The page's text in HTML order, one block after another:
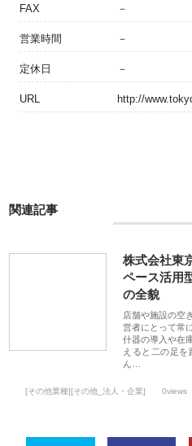
FAX －
営業時間 －
定休日 －
URL http://
関連記事
株式会社東
ペース活用
の全貌
店舗や施設の空
営者にとって常
什器の導入や在
えると二の足
ん…
[その他業種][その他_法人・企業] 0views